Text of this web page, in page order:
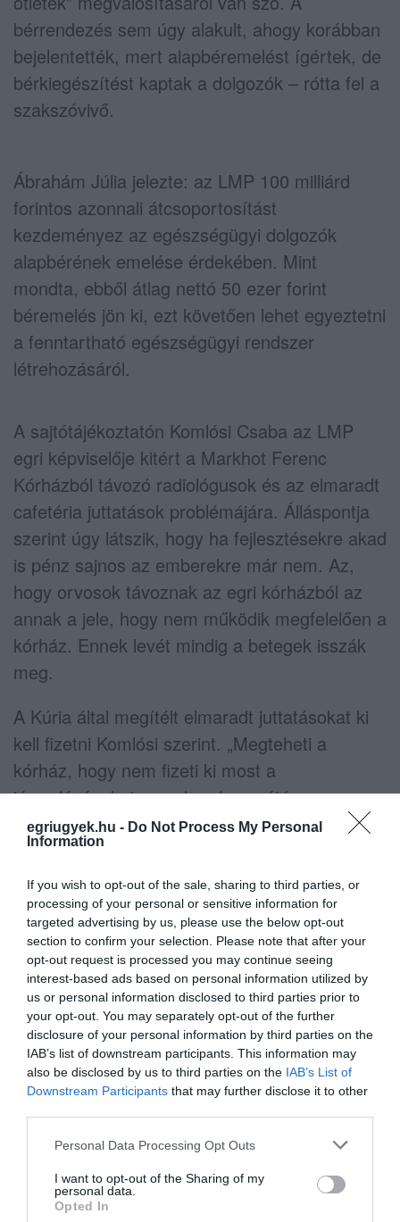
egriugyek.hu - Do Not Process My Personal
Information
If you wish to opt-out of the sale, sharing to third parties, or
processing of your personal or sensitive information for
targeted advertising by us, please use the below opt-out
section to confirm your selection. Please note that after your
opt-out request is processed you may continue seeing
interest-based ads based on personal information utilized by
us or personal information disclosed to third parties prior to
your opt-out. You may separately opt-out of the further
disclosure of your personal information by third parties on the
IAB’s list of downstream participants. This information may
also be disclosed by us to third parties on the IAB’s List of
Downstream Participants that may further disclose it to other
Please note that this website/app uses one or more Google
not limited to your visit or usage behaviour. You may click to
grant or deny consent to Google and its third-party tags to
use your data for below specified purposes in below Google
Personal Data Processing Opt Outs
I want to opt-out of the Sharing of my
personal data.
Opted In
bérrendezés sem úgy alakult, ahogy korábban
bejelentették, mert alapbéremelést ígértek, de
bérkiegészítést kaptak a dolgozók – rótta fel a
szakszóvivő.
Ábrahám Júlia jelezte: az LMP 100 milliárd
forintos azonnali átcsoportosítást
kezdeményez az egészségügyi dolgozók
alapbérének emelése érdekében. Mint
mondta, ebből átlag nettó 50 ezer forint
béremelés jön ki, ezt követően lehet egyeztetni
a fenntartható egészségügyi rendszer
létrehozásáról.
A sajtótájékoztatón Komlósi Csaba az LMP
egri képviselője kitért a Markhot Ferenc
Kórházból távozó radiológusok és az elmaradt
cafetéria juttatások problémájára. Álláspontja
szerint úgy látszik, hogy ha fejlesztésekre akad
is pénz sajnos az emberekre már nem. Az,
hogy orvosok távoznak az egri kórházból az
annak a jele, hogy nem működik megfelelően a
kórház. Ennek levét mindig a betegek isszák
meg.
A Kúria által megítélt elmaradt juttatásokat ki
kell fizetni Komlósi szerint. „Megteheti a
kórház, hogy nem fizeti ki most a
járandóságokat, azonban hosszútávon
tarthatatlan a helyzet.”
Ne maradjon le a legfrissebb hírekről, kövessen
bennünket az EGRI ÜGYEK Google Hírek oldalán!
VISSZA A FŐOLDALRA
Legfrissebb híreink